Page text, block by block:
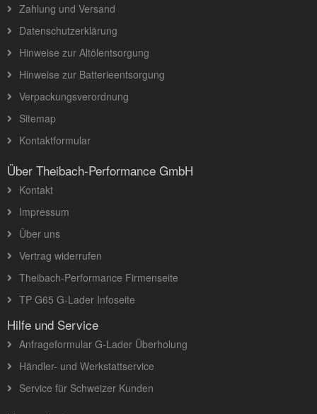
Zahlung und Versand
Datenschutzerklärung
Hinweise zur Altölentsorgung
Hinweise zur Batterieentsorgung
Verpackungsverordnung
Sitemap
Kontaktformular
Über Theibach-Performance GmbH
Kontakt
Impressum
Über uns
Vertrag widerrufen
Theibach-Performance Firmenseite
TP G65 G-Lader Infoseite
Hilfe und Service
Anfrageformular G-Lader Überholung
Händler- und Werkstattservice
Service für Schweizer Kunden